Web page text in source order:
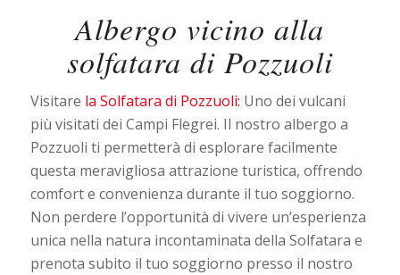
Albergo vicino alla
solfatara di Pozzuoli
Visitare la Solfatara di Pozzuoli: Uno dei vulcani
più visitati dei Campi Flegrei. Il nostro albergo a
Pozzuoli ti permetterà di esplorare facilmente
questa meravigliosa attrazione turistica, offrendo
comfort e convenienza durante il tuo soggiorno.
Non perdere l’opportunità di vivere un’esperienza
unica nella natura incontaminata della Solfatara e
prenota subito il tuo soggiorno presso il nostro